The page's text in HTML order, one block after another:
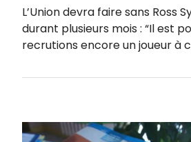
L’Union devra faire sans Ross
durant plusieurs mois : “Il est
recrutions encore un joueur à